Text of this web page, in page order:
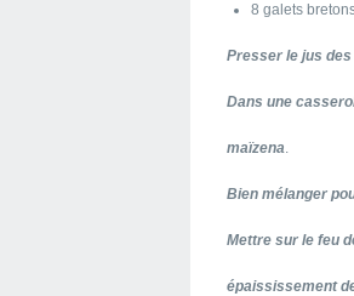
8 galets
Presser le jus
Dans une
maïzena.
Bien mélanger
Mettre sur le feu
épaississement